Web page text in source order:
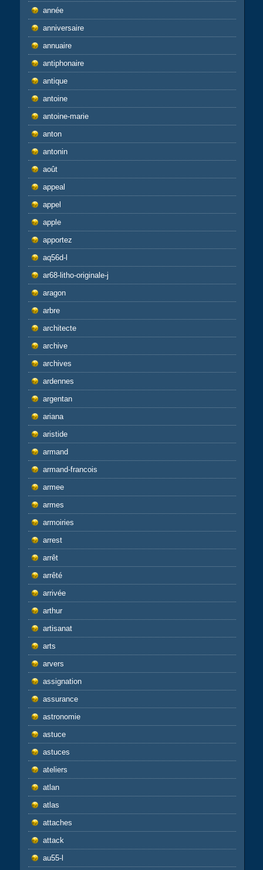
année
anniversaire
annuaire
antiphonaire
antique
antoine
antoine-marie
anton
antonin
août
appeal
appel
apple
apportez
aq56d-l
ar68-litho-originale-j
aragon
arbre
architecte
archive
archives
ardennes
argentan
ariana
aristide
armand
armand-francois
armee
armes
armoiries
arrest
arrêt
arrêté
arrivée
arthur
artisanat
arts
arvers
assignation
assurance
astronomie
astuce
astuces
ateliers
atlan
atlas
attaches
attack
au55-l